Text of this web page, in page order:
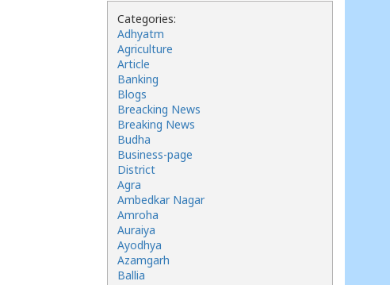
Categories:
Adhyatm
Agriculture
Article
Banking
Blogs
Breacking News
Breaking News
Budha
Business-page
District
Agra
Ambedkar Nagar
Amroha
Auraiya
Ayodhya
Azamgarh
Ballia